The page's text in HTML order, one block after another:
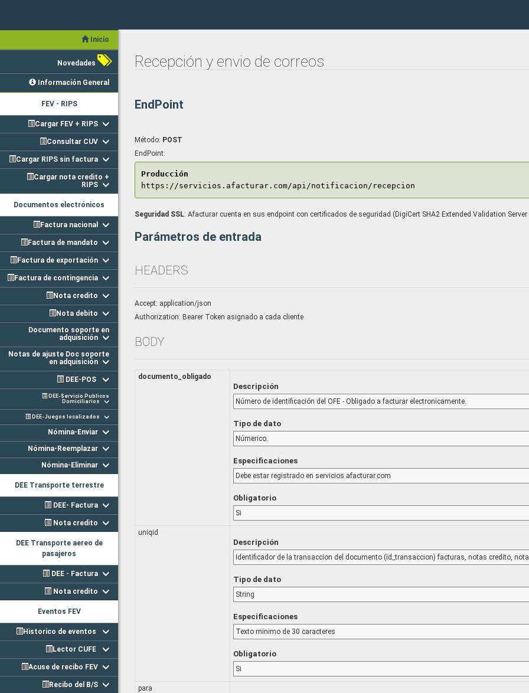
Inicio
Novedades
Información General
FEV - RIPS
Cargar FEV + RIPS
Consultar CUV
Cargar RIPS sin factura
Cargar nota credito +
RIPS
Documentos electrónicos
Factura nacional
Factura de mandato
Factura de exportación
Factura de contingencia
Nota credito
Nota debito
Documento soporte en
adquisición
Notas de ajuste Doc soporte
en adquisición
DEE-POS
DEE-Servicio Publicos
Domiciliarios
DEE-Juegos localizados
Nómina-Enviar
Nómina-Reemplazar
Nómina-Eliminar
DEE Transporte terrestre
DEE- Factura
Nota credito
DEE Transporte aereo de
pasajeros
DEE - Factura
Nota credito
Eventos FEV
Historico de eventos
Lector CUFE
Acuse de recibo FEV
Recibo del B/S
Recepción y envio de correos
EndPoint
Método: POST
EndPoint:
Producción
https://servicios.afacturar.com/api/notificacion/recepcion
Seguridad SSL: Afacturar cuenta en sus endpoint con certificados de seguridad (DigiCert SHA2 Extended Validation
Parámetros de entrada
HEADERS
Accept: application/json
Authorization: Bearer Token asignado a cada cliente
BODY
documento_obligado
Descripción
Número de identificación del OFE - Obligado a facturar electronicamente.
Tipo de dato
Númerico.
Especificaciones
Debe estar registrado en servicios.afacturar.com
Obligatorio
Si
uniqid
Descripción
Identificador de la transaccion del documento (id_transaccion) facturas, notas credito,
Tipo de dato
String
Especificaciones
Texto minimo de 30 caracteres
Obligatorio
Si
para